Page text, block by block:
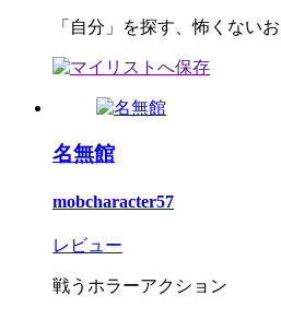
「自分」を探す、怖くない
名無館
mobcharacter57
レビュー
戦うホラーアクション